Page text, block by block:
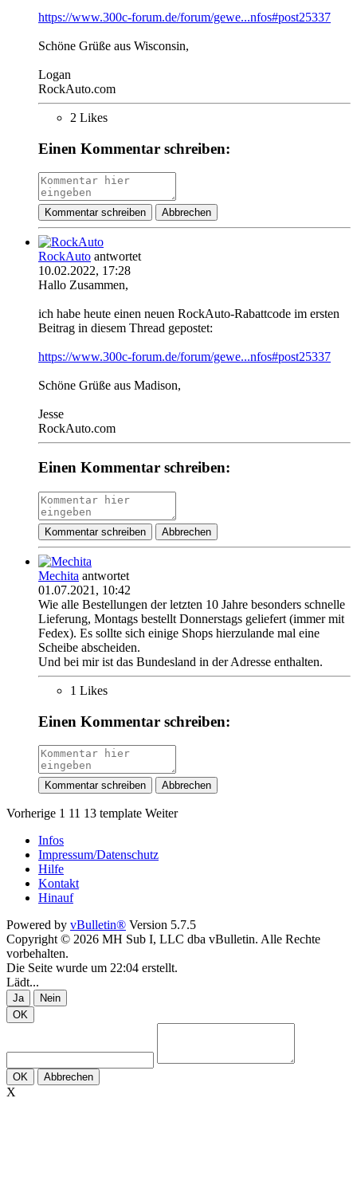
https://www.300c-forum.de/forum/gewe...nfos#post25337
Schöne Grüße aus Wisconsin,
Logan
RockAuto.com
2 Likes
Einen Kommentar schreiben:
Kommentar schreiben Abbrechen
RockAuto antwortet
10.02.2022, 17:28
Hallo Zusammen,
ich habe heute einen neuen RockAuto-Rabattcode im ersten
Beitrag in diesem Thread gepostet:
https://www.300c-forum.de/forum/gewe...nfos#post25337
Schöne Grüße aus Madison,
Jesse
RockAuto.com
Einen Kommentar schreiben:
Kommentar schreiben Abbrechen
Mechita antwortet
01.07.2021, 10:42
Wie alle Bestellungen der letzten 10 Jahre besonders schnelle
Lieferung, Montags bestellt Donnerstags geliefert (immer mit
Fedex). Es sollte sich einige Shops hierzulande mal eine
Scheibe abscheiden.
Und bei mir ist das Bundesland in der Adresse enthalten.
1 Likes
Einen Kommentar schreiben:
Kommentar schreiben Abbrechen
Vorherige 1 11 13 template Weiter
Infos
Impressum/Datenschutz
Hilfe
Kontakt
Hinauf
Powered by vBulletin® Version 5.7.5
Copyright © 2026 MH Sub I, LLC dba vBulletin. Alle Rechte
vorbehalten.
Die Seite wurde um 22:04 erstellt.
Lädt...
Ja
Nein
OK
OK Abbrechen
X